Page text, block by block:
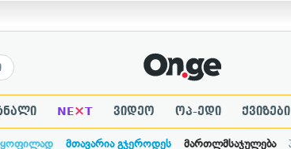
NE×T ვიდეო ოპ-ედი ქვიზები
მთავარია გჯეროდეს მართლმსაჯულება